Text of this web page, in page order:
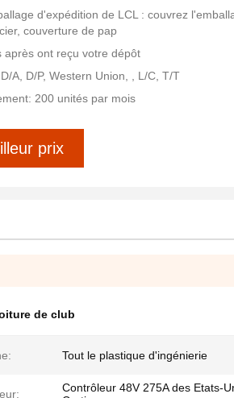
d'expédition de LCL : couvrez
couverture de pap
après ont reçu votre dépôt
A, D/P, Western Union, , L/C, T/T
200 unités par mois
prix
de club
Tout le plastique d'ingénierie
Contrôleur 48V 275A des Etats-